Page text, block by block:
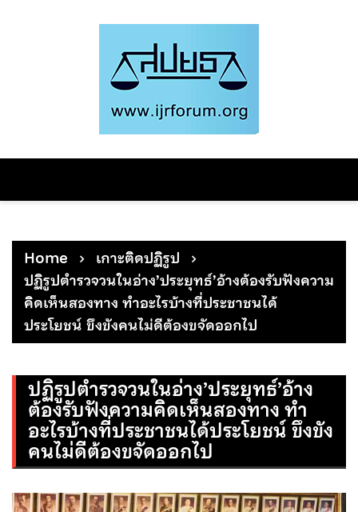
Home
เกาะติดปฏิรูป
ปฏิรูปตำรวจวนในอ่าง’ประยุทธ์’อ้างต้องรับฟังความ
คิดเห็นสองทาง ทำอะไรบ้างที่ประชาชนได้
ประโยชน์ ขึงขังคนไม่ดีต้องขจัดออกไป
ปฏิรูปตำรวจวนในอ่าง’ประยุทธ์’อ้าง
ต้องรับฟังความคิดเห็นสองทาง ทำ
อะไรบ้างที่ประชาชนได้ประโยชน์ ขึงขัง
คนไม่ดีต้องขจัดออกไป